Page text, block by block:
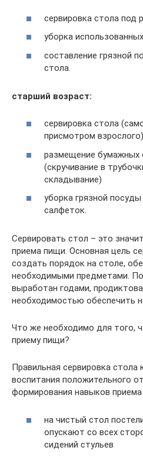
сервировка стола под
уборка
составление грязной
стола.
старший возраст:
сервировка стола
присмотром взрослого)
размещение бумажных
(скручивание в
складывание)
уборка грязной
салфеток.
Сервировать стол – это
приема пищи. Основная цель
создать порядок на столе,
необходимыми предметами.
выработан годами,
необходимостью обеспечить
Что же необходимо для того,
приему пищи?
Правильная сервировка стола
воспитания положительного
формирования навыков
на чистый стол
опускают со всех
сидений стульев